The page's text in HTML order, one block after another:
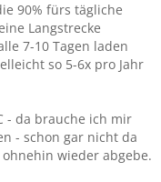
90% fürs tägliche
Langstrecke
7-10 Tagen laden
so 5-6x pro Jahr
- da brauche ich mir
- schon gar nicht da
wieder abgebe.